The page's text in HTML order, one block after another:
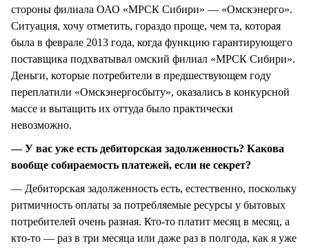
стороны филиала ОАО «МРСК Сибири» — «Омскэнерго».
Ситуация, хочу отметить, гораздо проще, чем та, которая
была в феврале 2013 года, когда функцию гарантирующего
поставщика подхватывал омский филиал «МРСК Сибири».
Деньги, которые потребители в предшествующем году
переплатили «Омскэнергосбыту», оказались в конкурсной
массе и вытащить их оттуда было практически
невозможно.
— У вас уже есть дебиторская задолженность? Какова
вообще собираемость платежей, если не секрет?
— Дебиторская задолженность есть, естественно, поскольку
ритмичность оплаты за потребляемые ресурсы у бытовых
потребителей очень разная. Кто-то платит месяц в месяц, а
кто-то — раз в три месяца или даже раз в полгода, как я уже